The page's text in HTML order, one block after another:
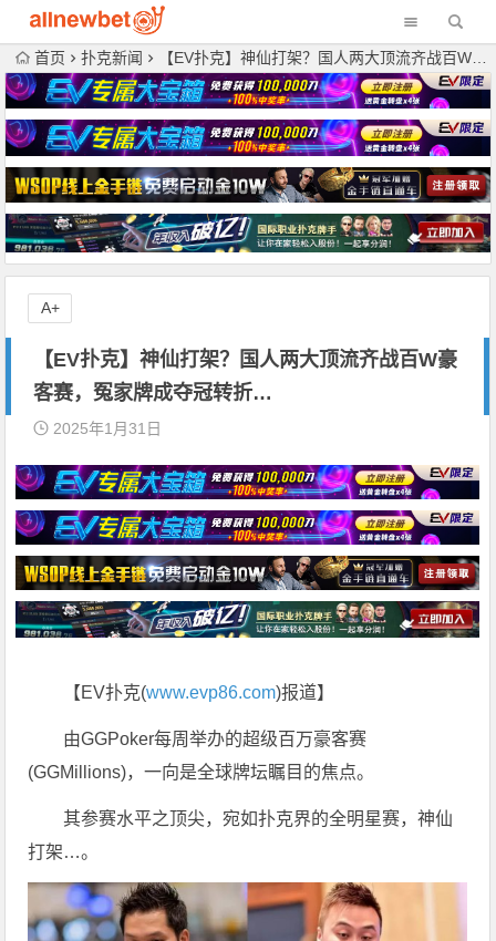
首页 扑克新闻 【EV扑克】神仙打架？国人两大顶流齐战百W豪客赛，冤家牌成夺冠转折…
【EV扑克】神仙打架？国人两大顶流齐战百W豪
客赛，冤家牌成夺冠转折…
2025年1月31日
【EV扑克(www.evp86.com)报道】
由GGPoker每周举办的超级百万豪客赛
(GGMillions)，一向是全球牌坛瞩目的焦点。
其参赛水平之顶尖，宛如扑克界的全明星赛，神仙
打架…。
A+